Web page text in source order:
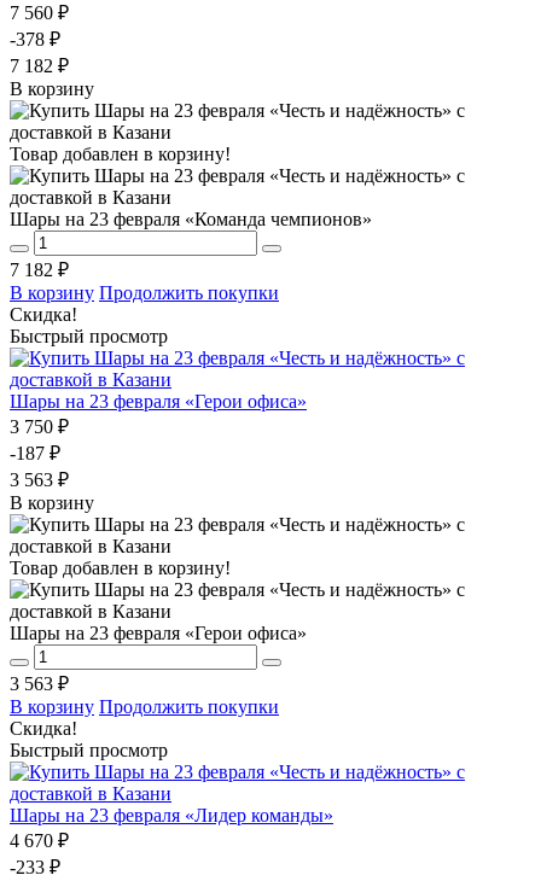
7 560 ₽
-378 ₽
7 182 ₽
В корзину
Товар добавлен в корзину!
Шары на 23 февраля «Команда чемпионов»
7 182 ₽
В корзину Продолжить покупки
Скидка!
Быстрый просмотр
Шары на 23 февраля «Герои офиса»
3 750 ₽
-187 ₽
3 563 ₽
В корзину
Товар добавлен в корзину!
Шары на 23 февраля «Герои офиса»
3 563 ₽
В корзину Продолжить покупки
Скидка!
Быстрый просмотр
Шары на 23 февраля «Лидер команды»
4 670 ₽
-233 ₽